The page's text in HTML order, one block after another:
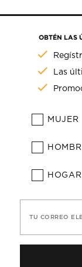
OBTÉN LAS
Las
MUJER
HOGAR
TU CORREO